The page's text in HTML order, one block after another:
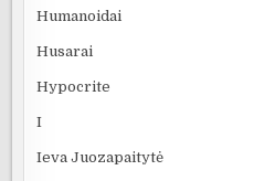
Humanoidai
Husarai
Hypocrite
I
Ieva Juozapaitytė